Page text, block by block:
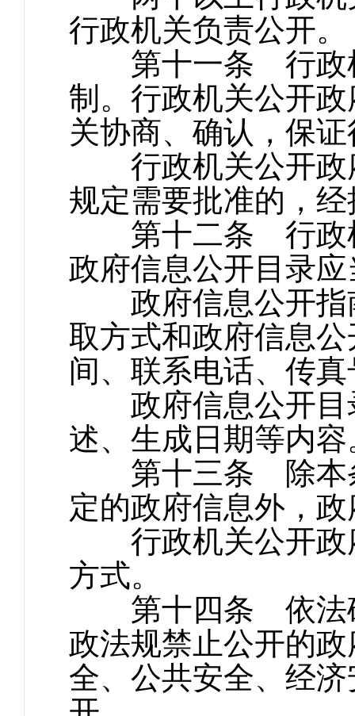
行政机关负责公开。
第十一条 行政机
制。行政机关公开
关协商、确认，保
行政机关公开政
规定需要批准的，
第十二条 行政机
政府信息公开目录
政府信息公开指
取方式和政府信息
间、联系电话、传
政府信息公开目
述、生成日期等内
第十三条 除本条
定的政府信息外，
行政机关公开政
方式。
第十四条 依法确
政法规禁止公开的
全、公共安全、经